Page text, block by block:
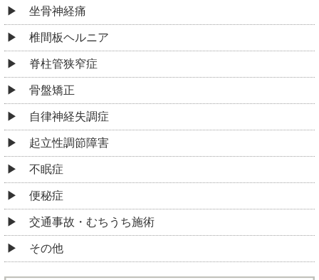
坐骨神経痛
椎間板ヘルニア
脊柱管狭窄症
骨盤矯正
自律神経失調症
起立性調節障害
不眠症
便秘症
交通事故・むちうち施術
その他